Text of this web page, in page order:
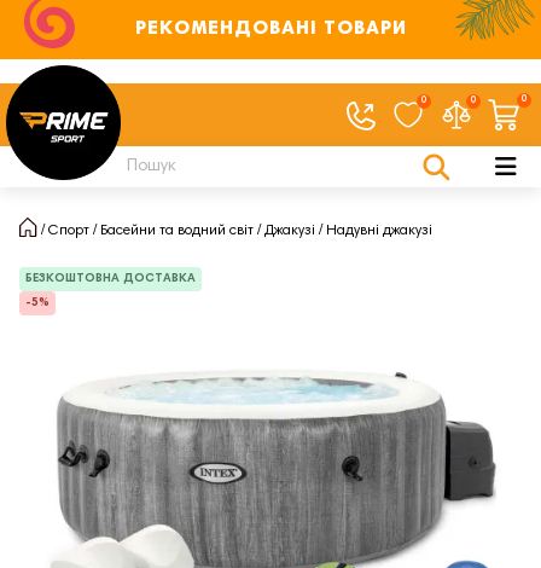
РЕКОМЕНДОВАНІ ТОВАРИ
0 0 0
Спорт Басейни та водний світ Джакузі Надувні джакузі
БЕЗКОШТОВНА ДОСТАВКА
-5%